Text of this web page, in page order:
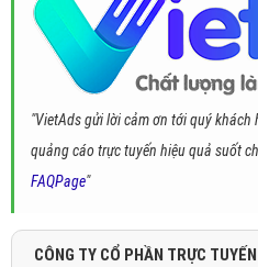
"VietAds gửi lời cảm ơn tới quý
quảng cáo trực tuyến hiệu quả suốt
FAQPage"
CÔNG TY CỔ PHẦN TRỰC